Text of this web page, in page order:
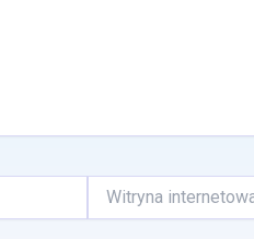
internetowa